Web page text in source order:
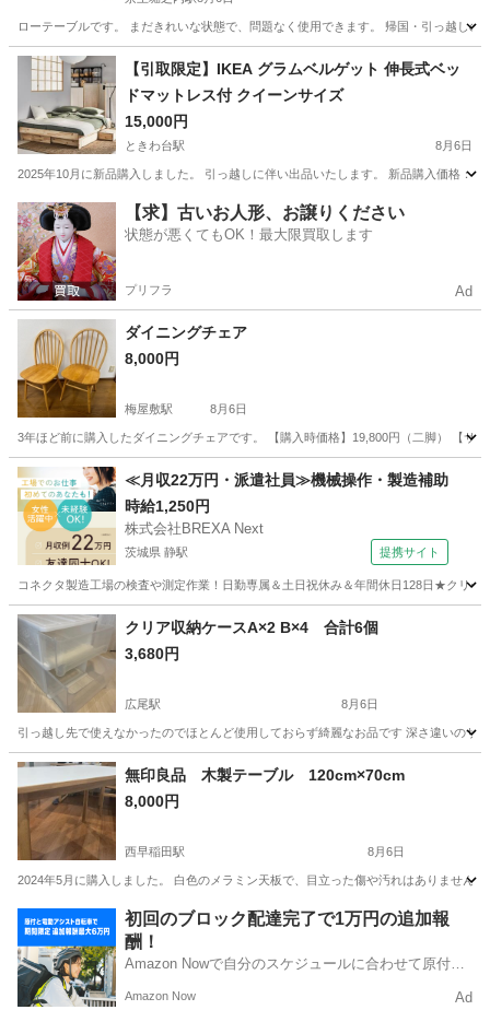
ローテーブルです。 まだきれいな状態で、問題なく使用できます。 帰国・引っ越し
東京 八王子市 京王堀之内駅 テーブル
【引取限定】IKEA グラムベルゲット 伸長式ベッ
ドマットレス付 クイーンサイズ
15,000円
ときわ台駅 8月6日
2025年10月に新品購入しました。 引っ越しに伴い出品いたします。 新品購入価格：
東京 板橋区 ときわ台駅 ベッド
【求】古いお人形、お譲りください
状態が悪くてもOK！最大限買取します
プリフラ Ad
ダイニングチェア
8,000円
梅屋敷駅 8月6日
3年ほど前に購入したダイニングチェアです。 【購入時価格】19,800円（二脚） 【
東京 大田区 梅屋敷駅 椅子
≪月収22万円・派遣社員≫機械操作・製造補助
時給1,250円
株式会社BREXA Next
茨城県 静駅 提携サイト
コネクタ製造工場の検査や測定作業！日勤専属＆土日祝休み＆年間休日128日★クリ
茨城 常陸大宮市 静駅
クリア収納ケースA×2 B×4 合計6個
3,680円
広尾駅 8月6日
引っ越し先で使えなかったのでほとんど使用しておらず綺麗なお品です 深さ違いの
東京 渋谷区 広尾駅 収納家具
無印良品 木製テーブル 120cm×70cm
8,000円
西早稲田駅 8月6日
2024年5月に購入しました。 白色のメラミン天板で、目立った傷や汚れはありません
西早稲田駅 テーブル
初回のブロック配達完了で1万円の追加報
酬！
Amazon Nowで自分のスケジュールに合わせて原付や
う！
Amazon Now Ad